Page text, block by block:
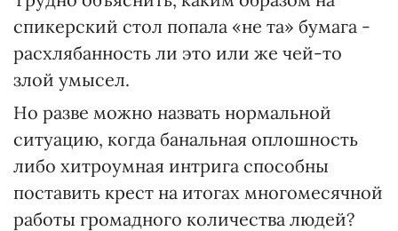
спикерский стол попала «не та» бумага -
расхлябанность ли это или же чей-то
злой умысел.
Но разве можно назвать нормальной
ситуацию, когда банальная оплошность
либо хитроумная интрига способны
поставить крест на итогах многомесячной
работы громадного количества людей?